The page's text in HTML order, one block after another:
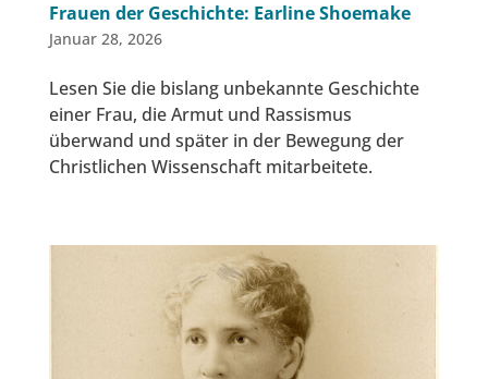
Frauen der Geschichte: Earline Shoemake
Januar 28, 2026
Lesen Sie die bislang unbekannte Geschichte
einer Frau, die Armut und Rassismus
überwand und später in der Bewegung der
Christlichen Wissenschaft mitarbeitete.